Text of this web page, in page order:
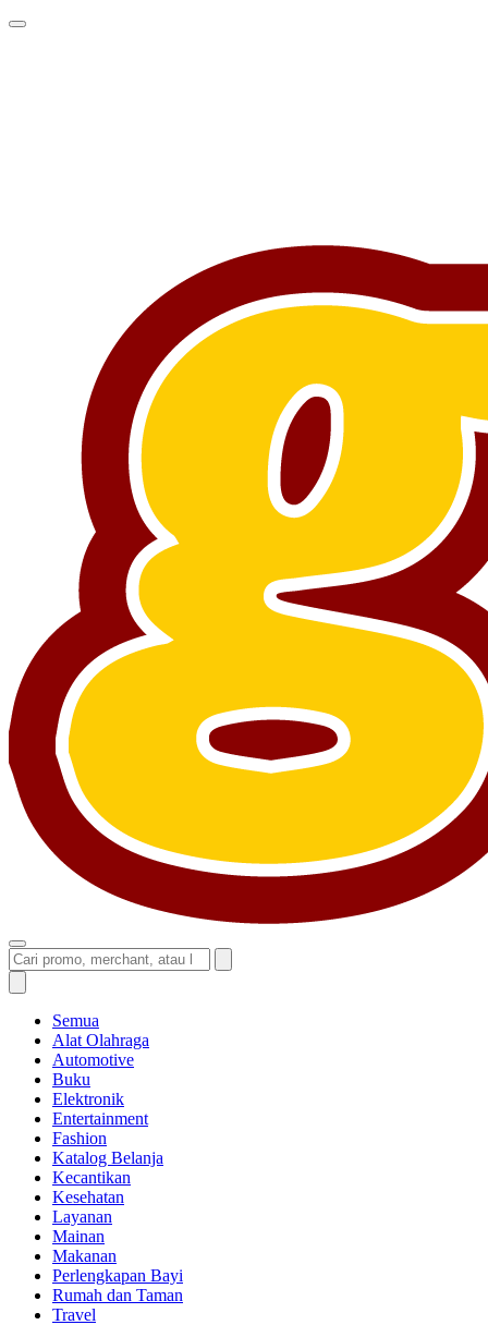
Semua
Alat Olahraga
Automotive
Buku
Elektronik
Entertainment
Fashion
Katalog Belanja
Kecantikan
Kesehatan
Layanan
Mainan
Makanan
Perlengkapan Bayi
Rumah dan Taman
Travel